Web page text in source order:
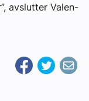
avslutter Valen-